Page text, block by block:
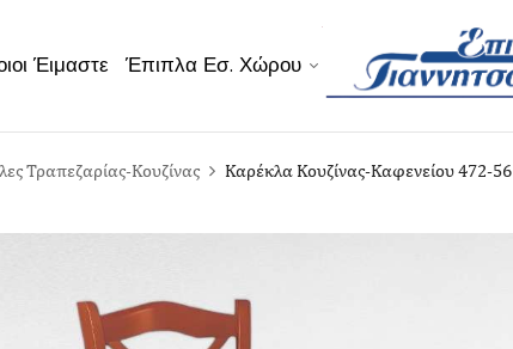
Έιμαστε Έπιπλα Εσ. Χώρου
Τραπεζαρίας-Κουζίνας Καρέκλα Κουζίνας-Καφενείου 472-56